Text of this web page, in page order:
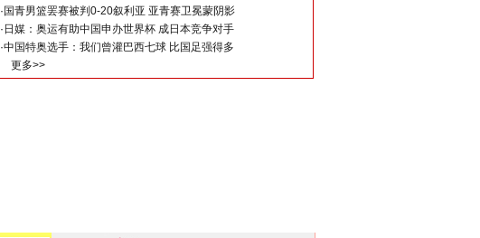
· 国青男篮罢赛被判0-20叙利亚 亚青赛卫冕蒙阴影
· 日媒：奥运有助中国申办世界杯 成日本竞争对手
·中国特奥选手：我们曾灌巴西七球 比国足强得多
更多>>